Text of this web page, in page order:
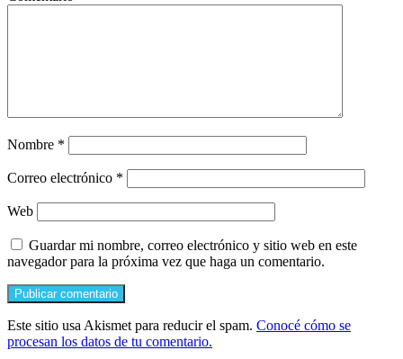
Nombre *
Correo electrónico *
Web
Guardar mi nombre, correo electrónico y sitio web en este
navegador para la próxima vez que haga un comentario.
Este sitio usa Akismet para reducir el spam. Conocé cómo se
procesan los datos de tu comentario.